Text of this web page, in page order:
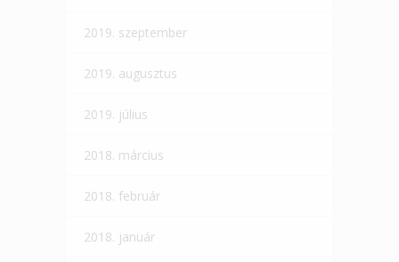
2019. szeptember
2019. augusztus
2019. július
2018. március
2018. február
2018. január